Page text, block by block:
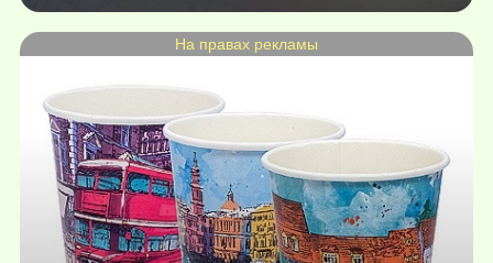
На правах рекламы